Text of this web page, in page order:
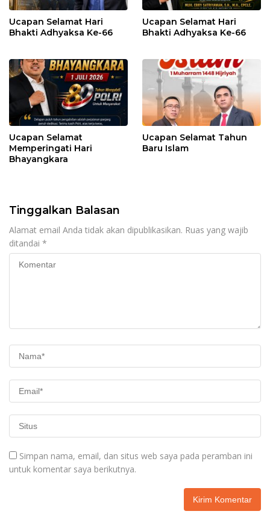
Ucapan Selamat Hari
Bhakti Adhyaksa Ke-66
Ucapan Selamat Hari
Bhakti Adhyaksa Ke-66
Ucapan Selamat
Memperingati Hari
Bhayangkara
Ucapan Selamat Tahun
Baru Islam
Tinggalkan Balasan
Alamat email Anda tidak akan dipublikasikan. Ruas yang wajib
ditandai *
Simpan nama, email, dan situs web saya pada peramban ini
untuk komentar saya berikutnya.